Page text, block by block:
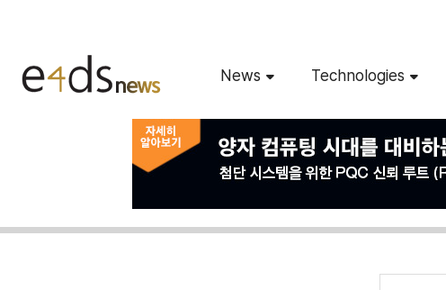
News Technologies